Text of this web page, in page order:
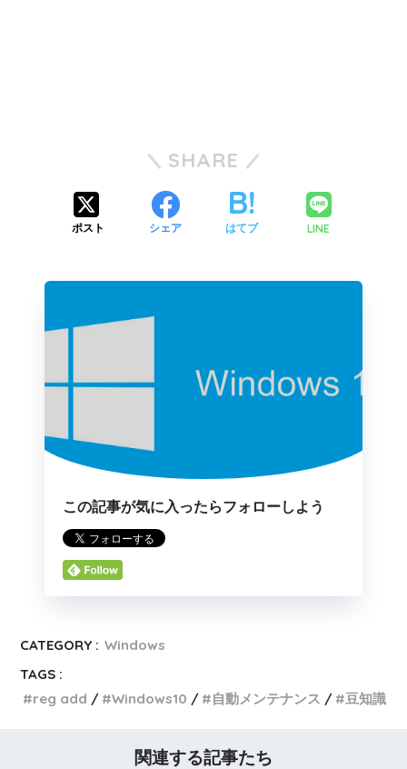
SHARE
ポスト シェア はてブ LINE
この記事が気に入ったらフォローしよう
CATEGORY : Windows
TAGS :
reg add
Windows10 自動メンテナンス 豆知識
関連する記事たち